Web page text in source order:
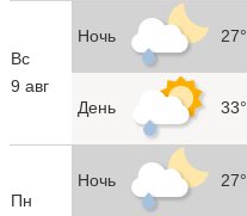
Вс
9 авг
Ночь 27°
День 33°
Пн
Ночь 27°